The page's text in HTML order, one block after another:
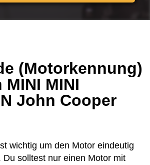
(Motorkennung)
MINI
John Cooper
wichtig um den Motor eindeutig
Du solltest nur einen Motor mit